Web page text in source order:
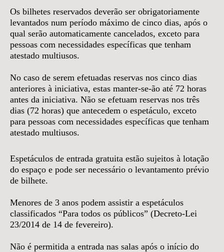
Os bilhetes reservados deverão ser obrigatoriamente
levantados num período máximo de cinco dias, após o
qual serão automaticamente cancelados, exceto para
pessoas com necessidades específicas que tenham
atestado multiusos.
No caso de serem efetuadas reservas nos cinco dias
anteriores à iniciativa, estas manter-se-ão até 72 horas
antes da iniciativa. Não se efetuam reservas nos três
dias (72 horas) que antecedem o espetáculo, exceto
para pessoas com necessidades específicas que tenham
atestado multiusos.
Espetáculos de entrada gratuita estão sujeitos à lotação
do espaço e pode ser necessário o levantamento prévio
de bilhete.
Menores de 3 anos podem assistir a espetáculos
classificados “Para todos os públicos” (Decreto-Lei
23/2014 de 14 de fevereiro).
Não é permitida a entrada nas salas após o início do